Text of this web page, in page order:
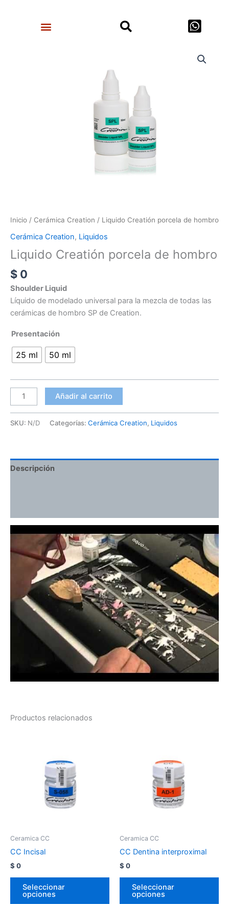
Menu Search
Inicio / Cerámica Creation / Liquido Creatión porcela de hombro
Cerámica Creation, Liquidos
Liquido Creatión porcela de hombro
$ 0
Shoulder Liquid
Líquido de modelado universal para la mezcla de todas las
cerámicas de hombro SP de Creation.
Presentación
25 ml 50 ml
Añadir al carrito
SKU: N/D Categorías: Cerámica Creation, Liquidos
Descripción
Productos relacionados
Ceramica CC
CC Incisal
$ 0
Seleccionar
opciones
Ceramica CC
CC Dentina interproximal
$ 0
Seleccionar
opciones